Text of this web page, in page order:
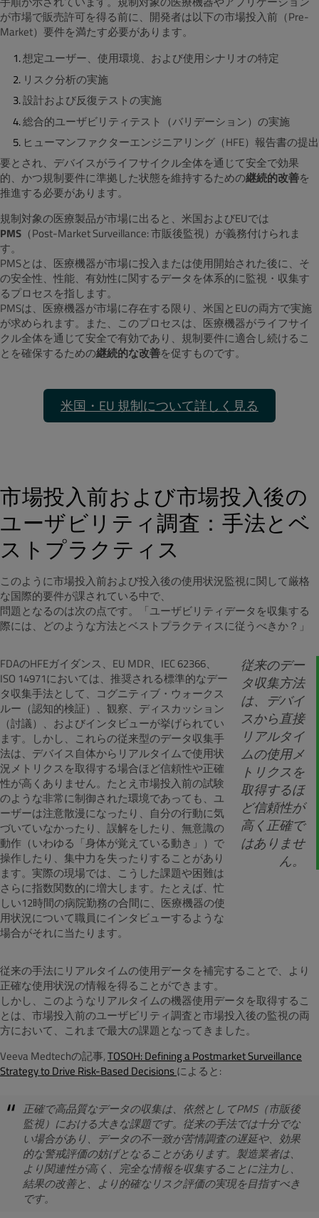
が市場で販売許可を得る前に、開発者は以下の市場投入前（Pre-
Market）要件を満たす必要があります。
想定ユーザー、使用環境、および使用シナリオの特定
リスク分析の実施
設計および反復テストの実施
総合的ユーザビリティテスト（バリデーション）の実施
ヒューマンファクターエンジニアリング（HFE）報告書の提出
要とされ、デバイスがライフサイクル全体を通じて安全で効果
的、かつ規制要件に準拠した状態を維持するための継続的改善を
推進する必要があります。
規制対象の医療製品が市場に出ると、米国およびEUでは
PMS （Post-Market Surveillance: 市販後監視）が義務付けられま
す。
PMSとは、医療機器が市場に投入または使用開始された後に、そ
の安全性、性能、有効性に関するデータを体系的に監視・収集す
るプロセスを指します。
PMSは、医療機器が市場に存在する限り、米国とEUの両方で実施
が求められます。また、このプロセスは、医療機器がライフサイ
クル全体を通じて安全で有効であり、規制要件に適合し続けるこ
とを確保するための継続的な改善を促すものです。
米国・EU 規制について詳しく見る
市場投入前および市場投入後の
ユーザビリティ調査：手法とベ
ストプラクティス
このように市場投入前および投入後の使用状況監視に関して厳格
な国際的要件が課されている中で、
問題となるのは次の点です。「ユーザビリティデータを収集する
際には、どのような方法とベストプラクティスに従うべきか？」
FDAのHFEガイダンス、EU MDR、IEC 62366、
ISO 14971においては、推奨される標準的なデー
タ収集手法として、コグニティブ・ウォークス
ルー（認知的検証）、観察、ディスカッション
（討議）、およびインタビューが挙げられてい
ます。しかし、これらの従来型のデータ収集手
法は、デバイス自体からリアルタイムで使用状
況メトリクスを取得する場合ほど信頼性や正確
性が高くありません。たとえ市場投入前の試験
のような非常に制御された環境であっても、ユ
ーザーは注意散漫になったり、自分の行動に気
づいていなかったり、誤解をしたり、無意識の
動作（いわゆる「身体が覚えている動き」）で
操作したり、集中力を失ったりすることがあり
ます。実際の現場では、こうした課題や困難は
さらに指数関数的に増大します。たとえば、忙
しい12時間の病院勤務の合間に、医療機器の使
用状況について職員にインタビューするような
場合がそれに当たります。
従来のデー
タ収集方法
は、デバイ
スから直接
リアルタイ
ムの使用メ
トリクスを
取得するほ
ど信頼性が
高く正確で
はありませ
ん。
従来の手法にリアルタイムの使用データを補完することで、より
正確な使用状況の情報を得ることができます。
しかし、このようなリアルタイムの機器使用データを取得するこ
とは、市場投入前のユーザビリティ調査と市場投入後の監視の両
方において、これまで最大の課題となってきました。
Veeva Medtechの記事,TOSOH: Defining a Postmarket Surveillance
Strategy to Drive Risk-Based Decisionsによると:
正確で高品質なデータの収集は、依然としてPMS（市販後
監視）における大きな課題です。 従来の手法では十分でな
い場合があり、データの不一致が苦情調査の遅延や、効果
的な警戒評価の妨げとなることがあります。 製造業者は、
より関連性が高く、完全な情報を収集することに注力し、
結果の改善と、より的確なリスク評価の実現を目指すべき
です。